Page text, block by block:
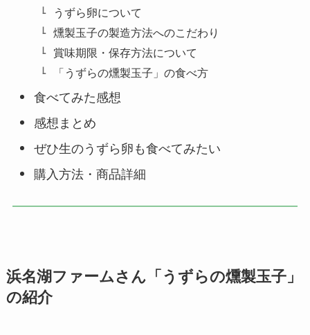
うずら卵について
燻製玉子の製造方法へのこだわり
賞味期限・保存方法について
「うずらの燻製玉子」の食べ方
食べてみた感想
感想まとめ
ぜひ生のうずら卵も食べてみたい
購入方法・商品詳細
浜名湖ファームさん「うずらの燻製玉子」
の紹介